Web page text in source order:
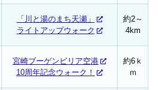
「川と湯のまち天瀬」
ライトアップウォーク
約2～
4km
宮崎ブーゲンビリア空港
10周年記念ウォーク！
約6ｋ
ｍ